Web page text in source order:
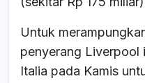
Untuk
penyerang Liverpool
Italia pada Kamis